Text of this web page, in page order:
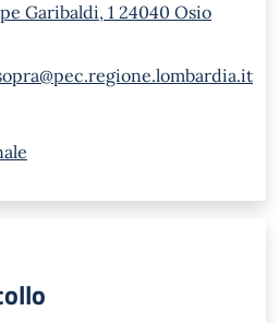
Garibaldi, 1 24040 Osio